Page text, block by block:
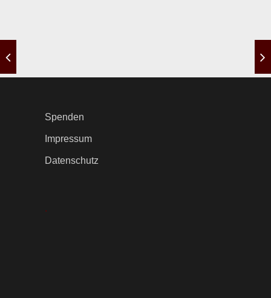
Spenden
Impressum
Datenschutz
.